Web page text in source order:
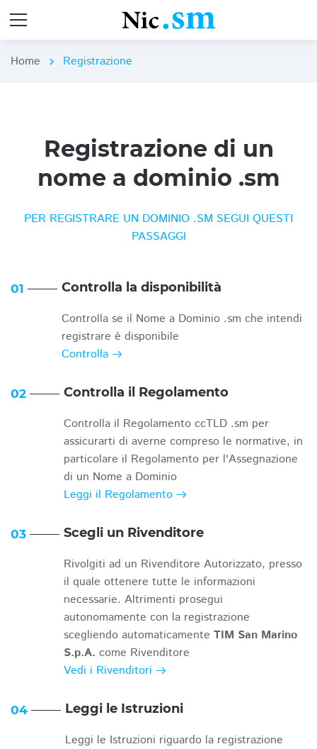
Home chevron_right Registrazione
Registrazione di un
nome a dominio .sm
PER REGISTRARE UN DOMINIO .SM SEGUI QUESTI
PASSAGGI
01 Controlla la disponibilità
Controlla se il Nome a Dominio .sm che intendi
registrare è disponibile
Controlla
02 Controlla il Regolamento
Controlla il Regolamento ccTLD .sm per
assicurarti di averne compreso le normative, in
particolare il Regolamento per l'Assegnazione
di un Nome a Dominio
Leggi il Regolamento
03 Scegli un Rivenditore
Rivolgiti ad un Rivenditore Autorizzato, presso
il quale ottenere tutte le informazioni
necessarie. Altrimenti prosegui
autonomamente con la registrazione
scegliendo automaticamente TIM San Marino
S.p.A. come Rivenditore
Vedi i Rivenditori
04 Leggi le Istruzioni
Leggi le Istruzioni riguardo la registrazione